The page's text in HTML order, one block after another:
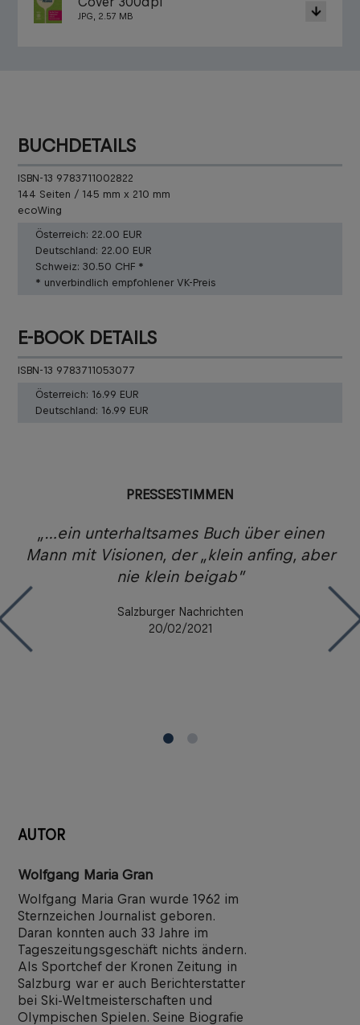
JPG, 2.57 MB
BUCHDETAILS
ISBN-13 9783711002822
144 Seiten / 145 mm x 210 mm
ecoWing
Österreich: 22.00 EUR
Deutschland: 22.00 EUR
Schweiz: 30.50 CHF *
* unverbindlich empfohlener VK-Preis
E-BOOK DETAILS
ISBN-13 9783711053077
Österreich: 16.99 EUR
Deutschland: 16.99 EUR
PRESSESTIMMEN
„…ein unterhaltsames Buch über einen
Mann mit Visionen, der „klein anfing, aber
nie klein beigab”
Salzburger Nachrichten
20/02/2021
AUTOR
Wolfgang Maria Gran
Wolfgang Maria Gran wurde 1962 im
Sternzeichen Journalist geboren.
Daran konnten auch 33 Jahre im
Tageszeitungsgeschäft nichts ändern.
Als Sportchef der Kronen Zeitung in
Salzburg war er auch Berichterstatter
bei Ski-Weltmeisterschaften und
Olympischen Spielen. Seine Biografie